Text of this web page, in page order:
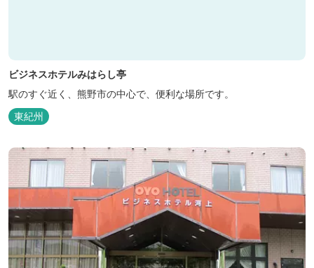
ビジネスホテルみはらし亭
駅のすぐ近く、熊野市の中心で、便利な場所です。
東紀州